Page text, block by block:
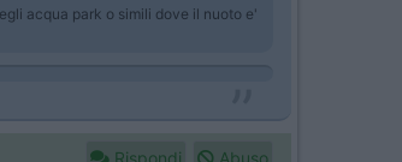
acqua park o simili dove il nuoto e'